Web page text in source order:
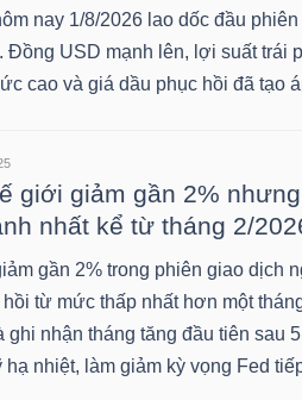
nay 1/8/2026 lao dốc đầu
Đồng USD mạnh lên, lợi suất trái
cao và giá dầu phục hồi đã tạo
giới giảm gần 2%
nhất kể từ tháng 2/
gần 2% trong phiên giao dịch
từ mức thấp nhất hơn một
ghi nhận tháng tăng đầu tiên sau
hạ nhiệt, làm giảm kỳ vọng Fed